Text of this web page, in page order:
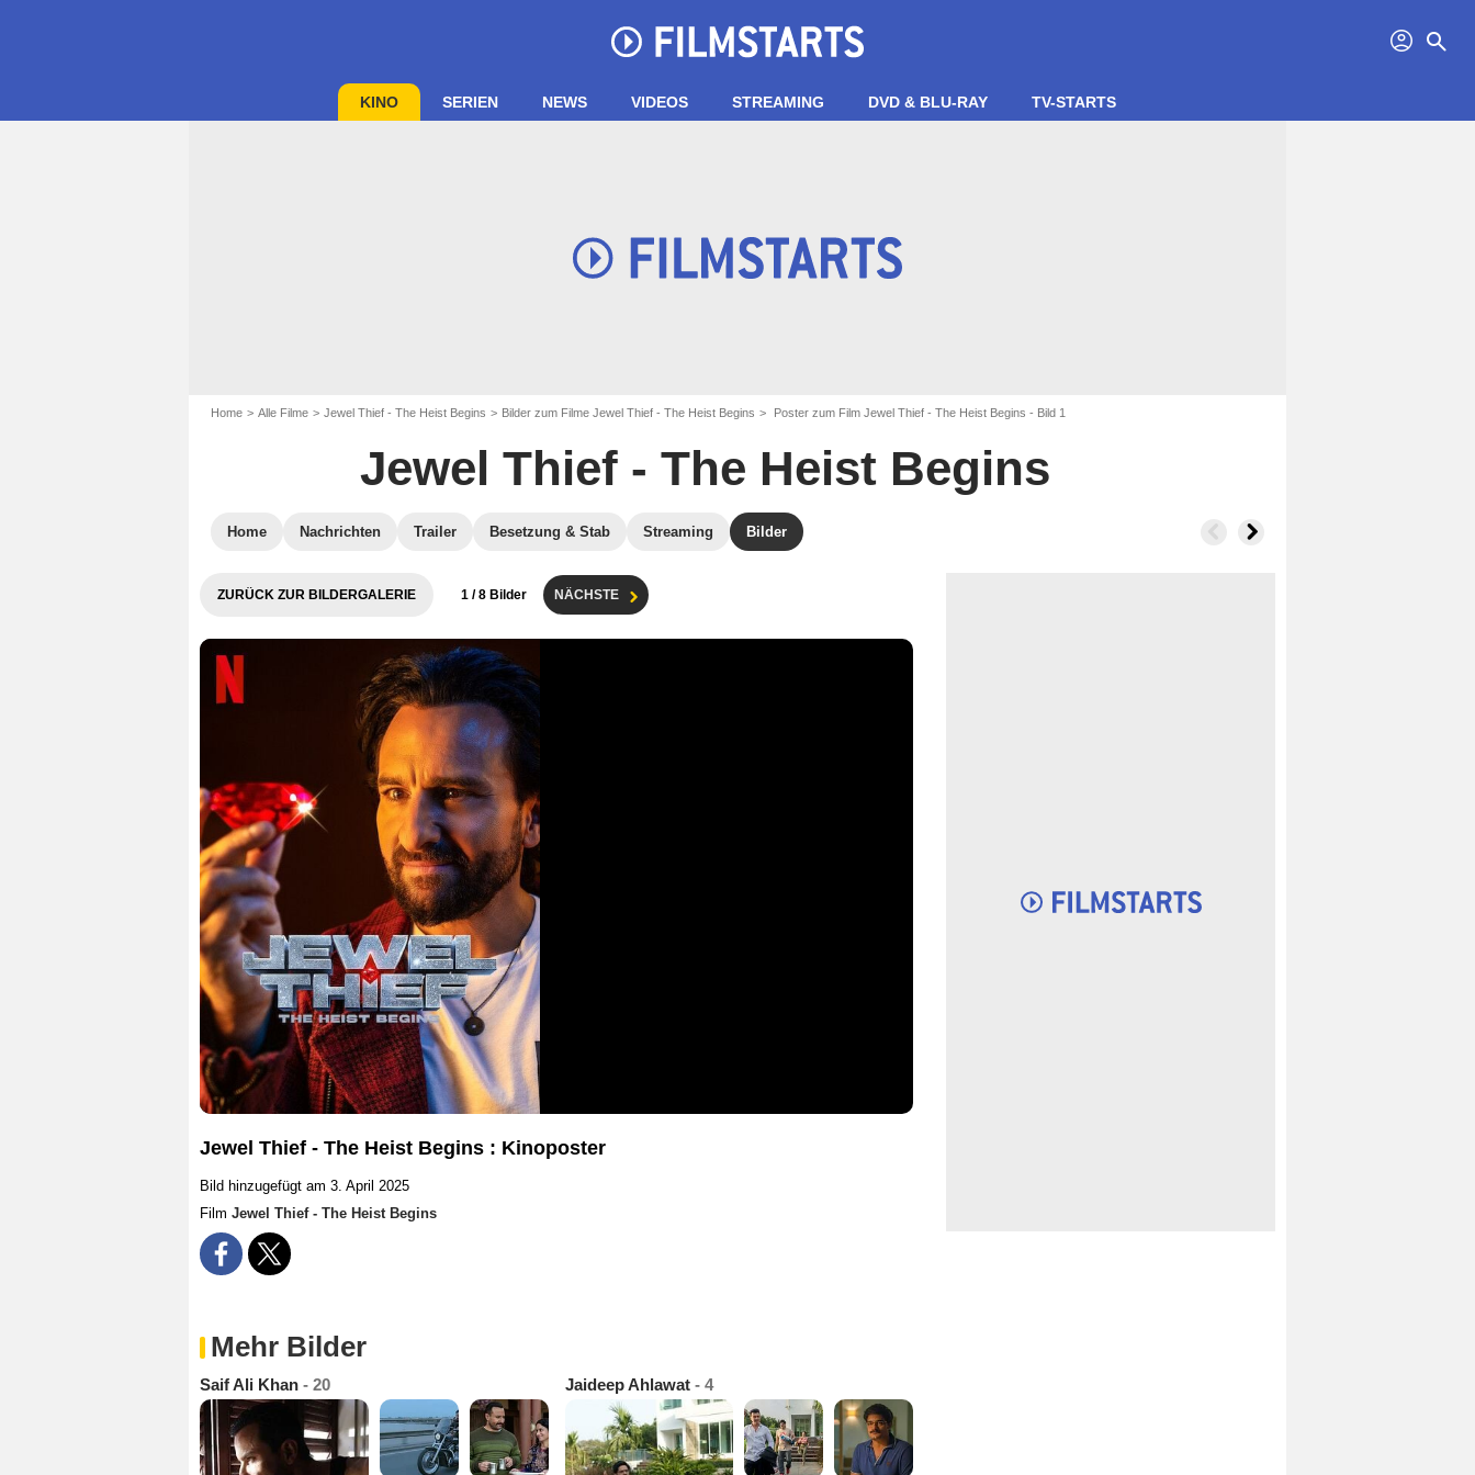
profil search
KINO SERIEN NEWS VIDEOS STREAMING DVD & BLU-RAY TV-STARTS
Home Alle Filme Jewel Thief - The Heist Begins Bilder zum Filme Jewel Thief - The Heist Begins Poster zum Film Jewel Thief - The Heist Begins - Bild 1
Jewel Thief - The Heist Begins
Home Nachrichten Trailer Besetzung & Stab Streaming Bilder
ZURÜCK ZUR BILDERGALERIE 1 / 8 Bilder NÄCHSTE
Jewel Thief - The Heist Begins : Kinoposter
Bild hinzugefügt am 3. April 2025
Film Jewel Thief - The Heist Begins
Mehr Bilder
Saif Ali Khan - 20 Jaideep Ahlawat - 4